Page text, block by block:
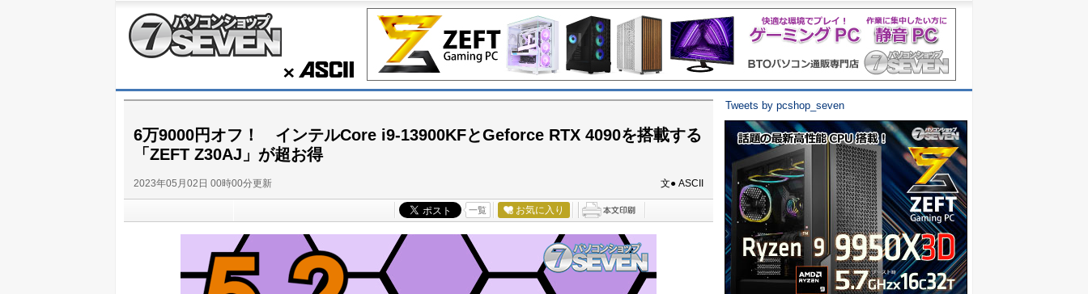
ASCII
6万9000円オフ！ インテルCore i9-13900KFとGeforce RTX 4090を搭載する
「ZEFT Z30AJ」が超お得
2023年05月02日 00時00分更新 文● ASCII
一覧 お気に入り
Tweets by pcshop_seven